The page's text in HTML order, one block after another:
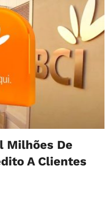
Milhões De
A Clientes